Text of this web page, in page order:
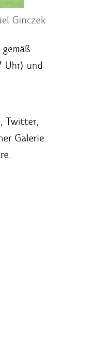
Ginczek
Uhr) und
Twitter,
Galerie